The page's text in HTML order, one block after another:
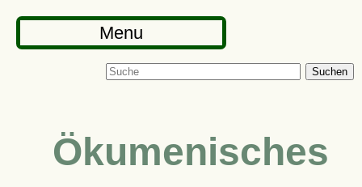
Menu
Suchen
Ökumenisches